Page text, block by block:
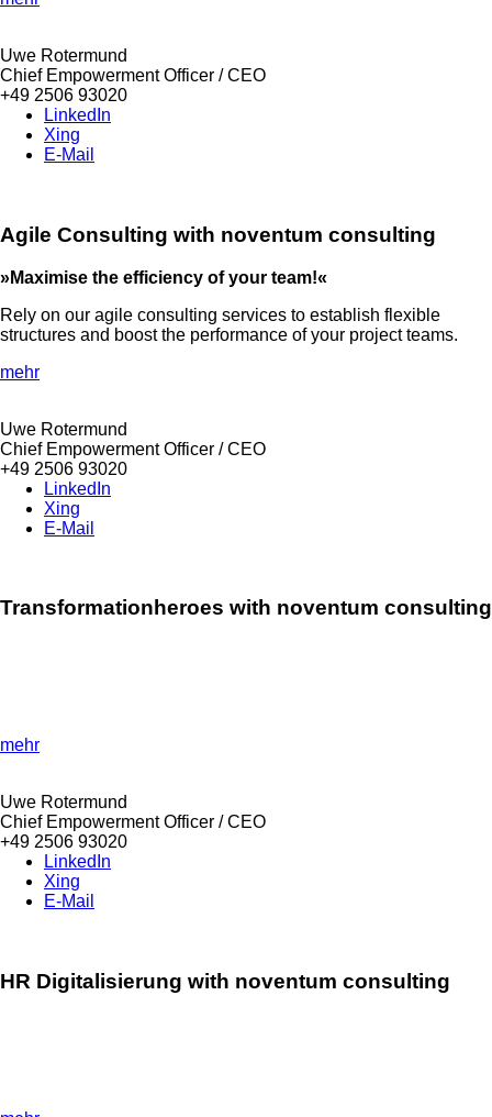
Uwe Rotermund
Chief Empowerment Officer / CEO
+49 2506 93020
LinkedIn
Xing
E-Mail
Agile Consulting with noventum consulting
»Maximise the efficiency of your team!«
Rely on our agile consulting services to establish flexible
structures and boost the performance of your project teams.
mehr
Uwe Rotermund
Chief Empowerment Officer / CEO
+49 2506 93020
LinkedIn
Xing
E-Mail
Transformationheroes with noventum consulting
mehr
Uwe Rotermund
Chief Empowerment Officer / CEO
+49 2506 93020
LinkedIn
Xing
E-Mail
HR Digitalisierung with noventum consulting